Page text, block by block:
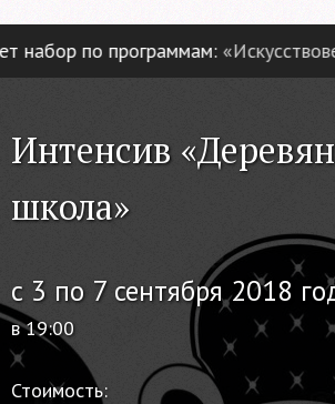
по программам:
Интенсив
школа»
с 3 по 7 сентября 2018
в 19:00
Стоимость: